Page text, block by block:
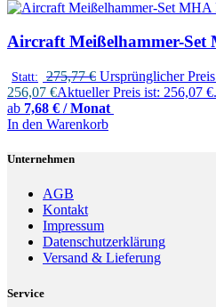
Aircraft Meißelhammer-Set
Statt: 275,77€ Ursprünglicher
256,07 €Aktueller Preis ist: 256,07 €.
ab 7,68 € / Monat
In den Warenkorb
Unternehmen
AGB
Kontakt
Impressum
Datenschutzerklärung
Versand & Lieferung
Service